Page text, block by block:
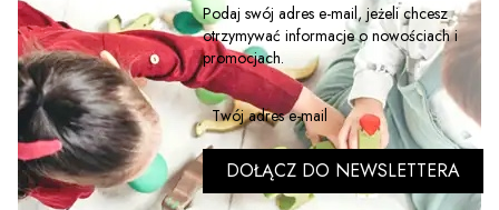
Podaj swój adres e-mail, jeżeli chcesz
otrzymywać informacje o nowościach i
promocjach.
Twój adres e-mail
DOŁĄCZ DO NEWSLETTERA